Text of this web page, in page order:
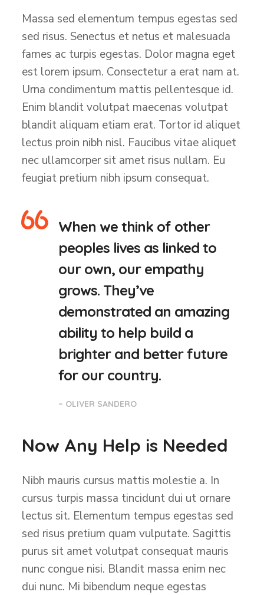
Massa sed elementum tempus egestas sed
sed risus. Senectus et netus et malesuada
fames ac turpis egestas. Dolor magna eget
est lorem ipsum. Consectetur a erat nam at.
Urna condimentum mattis pellentesque id.
Enim blandit volutpat maecenas volutpat
blandit aliquam etiam erat. Tortor id aliquet
lectus proin nibh nisl. Faucibus vitae aliquet
nec ullamcorper sit amet risus nullam. Eu
feugiat pretium nibh ipsum consequat.
When we think of other
peoples lives as linked to
our own, our empathy
grows. They’ve
demonstrated an amazing
ability to help build a
brighter and better future
for our country.
– OLIVER SANDERO
Now Any Help is Needed
Nibh mauris cursus mattis molestie a. In
cursus turpis massa tincidunt dui ut ornare
lectus sit. Elementum tempus egestas sed
sed risus pretium quam vulputate. Sagittis
purus sit amet volutpat consequat mauris
nunc congue nisi. Blandit massa enim nec
dui nunc. Mi bibendum neque egestas